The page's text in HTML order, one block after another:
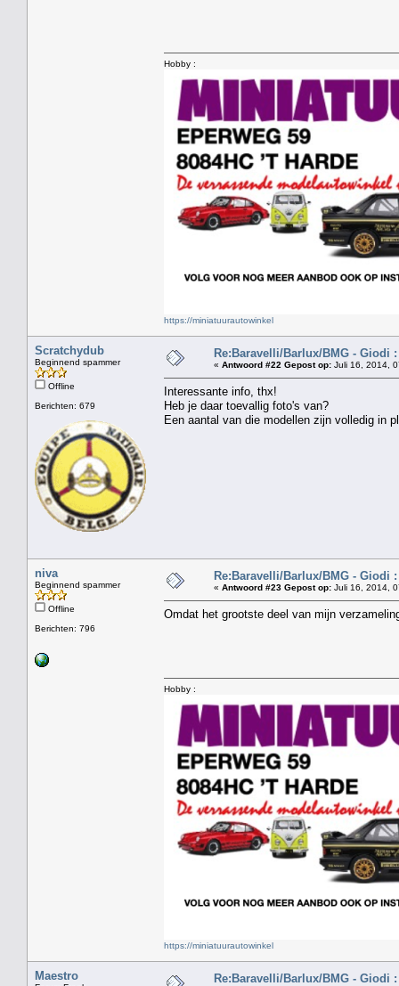
Hobby :
https://miniatuurautowinkel
Scratchydub
Beginnend spammer
Offline
Berichten: 679
Re:Baravelli/Barlux/BMG - Giodi
« Antwoord #22 Gepost op: Juli 16, 2014,
Interessante info, thx!
Heb je daar toevallig foto's van?
Een aantal van die modellen zijn volledig in
niva
Beginnend spammer
Offline
Berichten: 796
Re:Baravelli/Barlux/BMG - Giodi
« Antwoord #23 Gepost op: Juli 16, 2014,
Omdat het grootste deel van mijn
Hobby :
https://miniatuurautowinkel
Maestro Re:Baravelli/Barlux/BMG - Giodi